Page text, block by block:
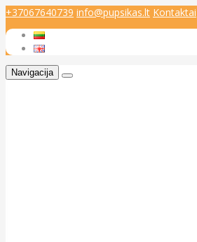
+37067640739 info@pupsikas.lt Kontaktai
Navigacija